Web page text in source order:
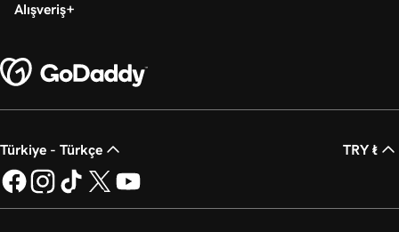
Alışveriş
Türkiye - Türkçe TRY ₺